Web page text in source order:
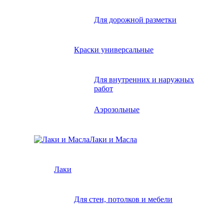
Для дорожной разметки
Краски универсальные
Для внутренних и наружных
работ
Аэрозольные
Лаки и Масла
Лаки
Для стен, потолков и мебели